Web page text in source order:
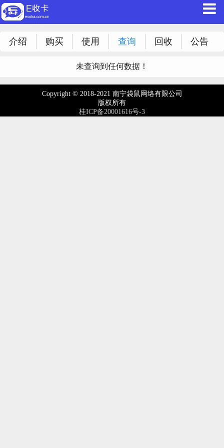
介绍 购买 使用 查询 回收 公告
未查询到任何数据！
Copyright © 2018-2021 南宁袋鼠网络有限公司
版权所有
桂ICP备20001616号-3